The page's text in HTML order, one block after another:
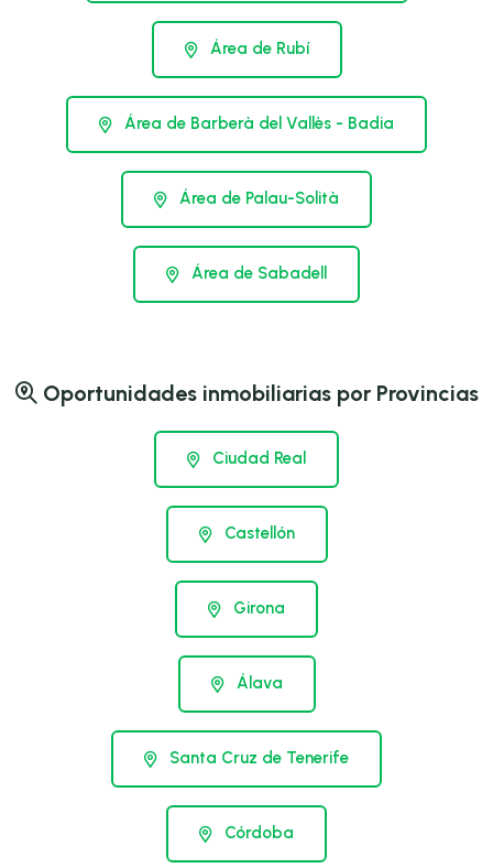
Área de Rubí
Área de Barberà del Vallès - Badia
Área de Palau-Solità
Área de Sabadell
Oportunidades inmobiliarias por Provincias
Ciudad Real
Castellón
Girona
Álava
Santa Cruz de Tenerife
Córdoba